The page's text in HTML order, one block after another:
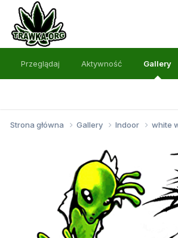
Przeglądaj Aktywność Gallery
Strona główna Gallery Indoor white